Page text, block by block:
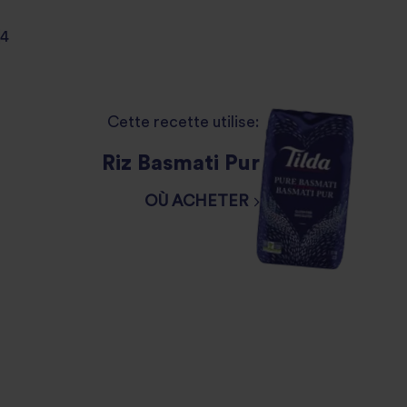
4
Cette recette utilise:
Riz Basmati Pur
OÙ ACHETER